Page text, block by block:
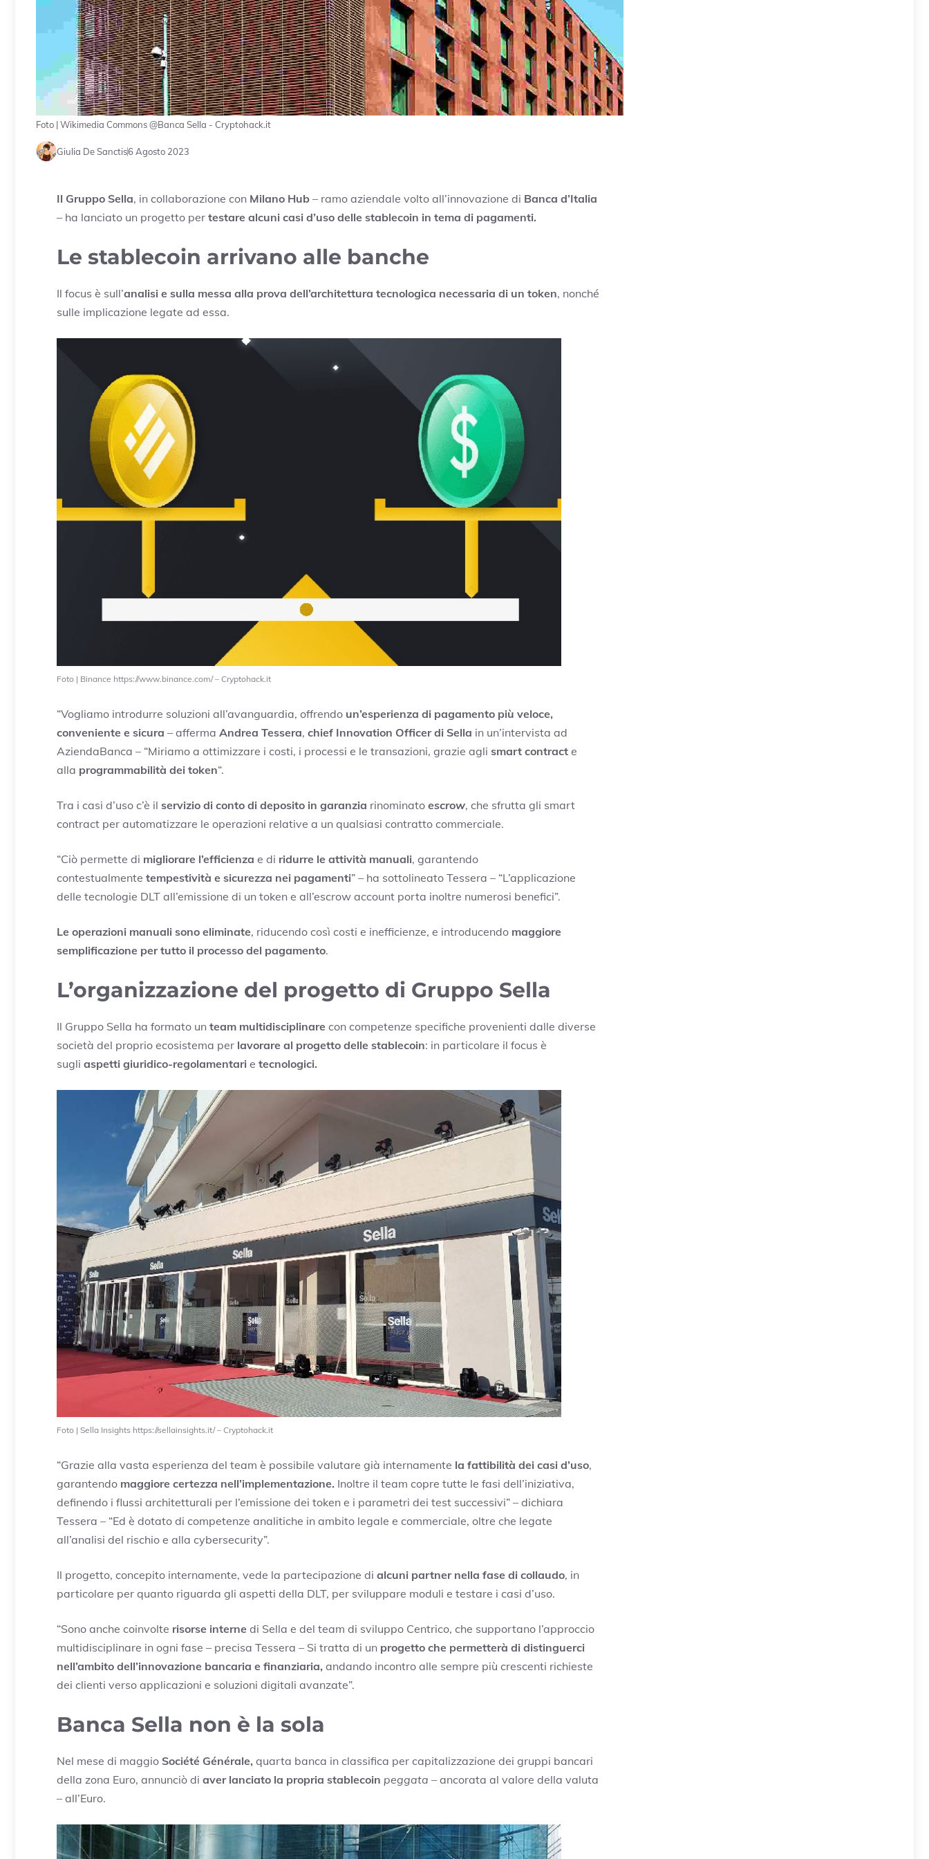
Foto | Wikimedia Commons @Banca Sella - Cryptohack.it
Giulia De Sanctis6 Agosto 2023
Il Gruppo Sella, in collaborazione con Milano Hub – ramo aziendale volto all’innovazione di Banca d’Italia
– ha lanciato un progetto per testare alcuni casi d’uso delle stablecoin in tema di pagamenti.
Le stablecoin arrivano alle banche
Il focus è sull’analisi e sulla messa alla prova dell’architettura tecnologica necessaria di un token, nonché
sulle implicazione legate ad essa.
Foto | Binance https://www.binance.com/ – Cryptohack.it
“Vogliamo introdurre soluzioni all’avanguardia, offrendo un’esperienza di pagamento più veloce,
conveniente e sicura – afferma Andrea Tessera, chief Innovation Officer di Sella in un’intervista ad
AziendaBanca – “Miriamo a ottimizzare i costi, i processi e le transazioni, grazie agli smart contract e
alla programmabilità dei token“.
Tra i casi d’uso c’è il servizio di conto di deposito in garanzia rinominato escrow, che sfrutta gli smart
contract per automatizzare le operazioni relative a un qualsiasi contratto commerciale.
“Ciò permette di migliorare l’efficienza e di ridurre le attività manuali, garantendo
contestualmente tempestività e sicurezza nei pagamenti” – ha sottolineato Tessera – “L’applicazione
delle tecnologie DLT all’emissione di un token e all’escrow account porta inoltre numerosi benefici”.
Le operazioni manuali sono eliminate, riducendo così costi e inefficienze, e introducendo maggiore
semplificazione per tutto il processo del pagamento.
L’organizzazione del progetto di Gruppo Sella
Il Gruppo Sella ha formato un team multidisciplinare con competenze specifiche provenienti dalle diverse
società del proprio ecosistema per lavorare al progetto delle stablecoin: in particolare il focus è
sugli aspetti giuridico-regolamentari e tecnologici.
Foto | Sella Insights https://sellainsights.it/ – Cryptohack.it
“Grazie alla vasta esperienza del team è possibile valutare già internamente la fattibilità dei casi d’uso,
garantendo maggiore certezza nell’implementazione. Inoltre il team copre tutte le fasi dell’iniziativa,
definendo i flussi architetturali per l’emissione dei token e i parametri dei test successivi” – dichiara
Tessera – “Ed è dotato di competenze analitiche in ambito legale e commerciale, oltre che legate
all’analisi del rischio e alla cybersecurity”.
Il progetto, concepito internamente, vede la partecipazione di alcuni partner nella fase di collaudo, in
particolare per quanto riguarda gli aspetti della DLT, per sviluppare moduli e testare i casi d’uso.
“Sono anche coinvolte risorse interne di Sella e del team di sviluppo Centrico, che supportano l’approccio
multidisciplinare in ogni fase – precisa Tessera – Si tratta di un progetto che permetterà di distinguerci
nell’ambito dell’innovazione bancaria e finanziaria, andando incontro alle sempre più crescenti richieste
dei clienti verso applicazioni e soluzioni digitali avanzate”.
Banca Sella non è la sola
Nel mese di maggio Société Générale, quarta banca in classifica per capitalizzazione dei gruppi bancari
della zona Euro, annunciò di aver lanciato la propria stablecoin peggata – ancorata al valore della valuta
– all’Euro.